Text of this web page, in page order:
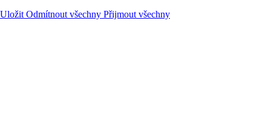
Uložit Odmítnout všechny Přijmout všechny